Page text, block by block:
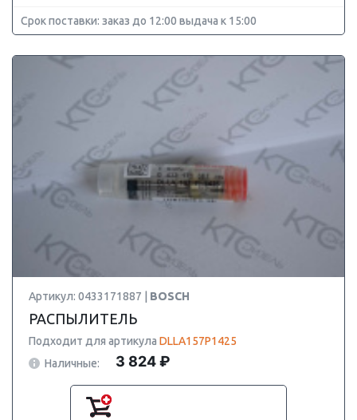
Срок поставки: заказ до 12:00 выдача к 15:00
Артикул: 0433171887 | BOSCH
РАСПЫЛИТЕЛЬ
Подходит для артикула DLLA157P1425
Наличные:
3 824 ₽